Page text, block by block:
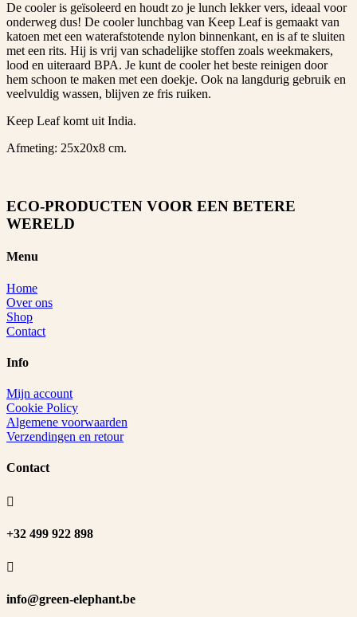
De cooler is geïsoleerd en houdt zo je lunch lekker vers, ideaal voor
onderweg dus! De cooler lunchbag van Keep Leaf is gemaakt van
katoen met een waterafstotende nylon binnenkant, en is af te sluiten
met een rits. Hij is vrij van schadelijke stoffen zoals weekmakers,
lood en uiteraard BPA. Je kunt de cooler het beste reinigen door
hem schoon te maken met een doekje. Ook na langdurig gebruik en
veelvuldig wassen, blijven ze fris ruiken.
Keep Leaf komt uit India.
Afmeting: 25x20x8 cm.
ECO-PRODUCTEN VOOR EEN BETERE
WERELD
Menu
Home
Over ons
Shop
Contact
Info
Mijn account
Cookie Policy
Algemene voorwaarden
Verzendingen en retour
Contact

+32 499 922 898

info@green-elephant.be